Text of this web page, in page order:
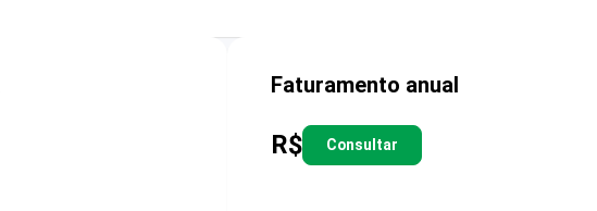
Faturamento anual
R$ Consultar